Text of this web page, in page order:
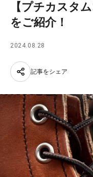
【プチカスタ
をご紹介！
2024.08.28
記事をシェア